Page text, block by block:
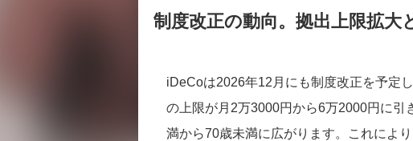
制度改正の動向。拠出上限拡大
iDeCoは2026年12月にも制度改正を予定
の上限が月2万3000円から6万2000円に引
満から70歳未満に広がります。これによ